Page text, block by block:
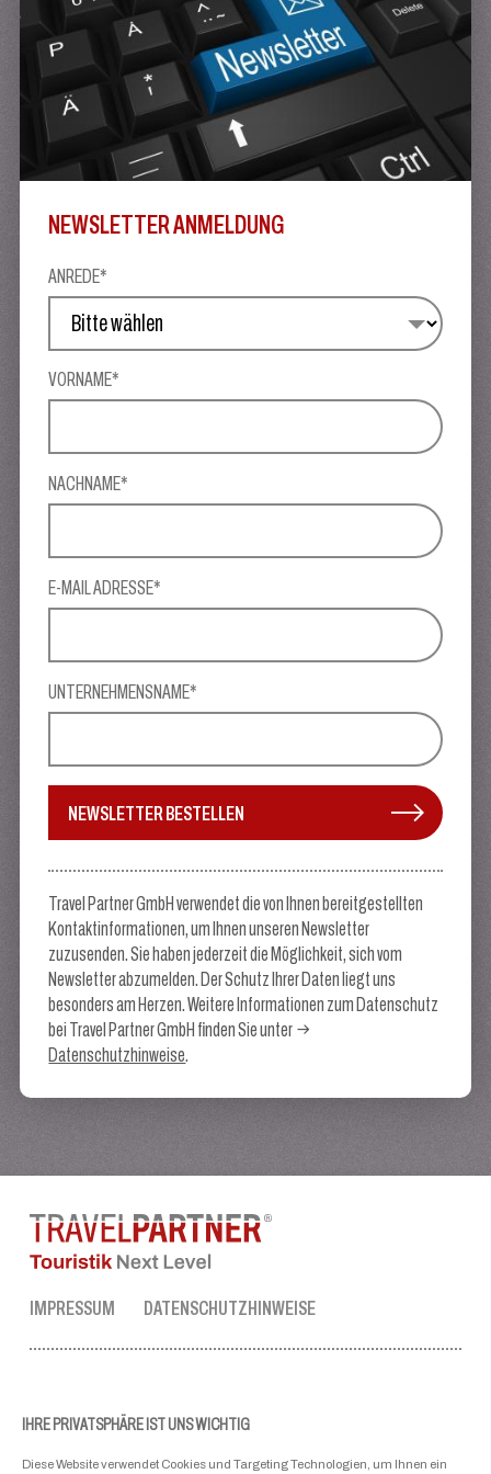
IHRE PRIVATSPHÄRE IST UNS WICHTIG
Diese Website verwendet Cookies und Targeting Technologien, um Ihnen ein
NEWSLETTER ANMELDUNG
ANREDE*
VORNAME*
NACHNAME*
E-MAIL ADRESSE*
UNTERNEHMENSNAME*
NEWSLETTER BESTELLEN
Travel Partner GmbH verwendet die von Ihnen bereitgestellten
Kontaktinformationen, um Ihnen unseren Newsletter
zuzusenden. Sie haben jederzeit die Möglichkeit, sich vom
Newsletter abzumelden. Der Schutz Ihrer Daten liegt uns
besonders am Herzen. Weitere Informationen zum Datenschutz
bei Travel Partner GmbH finden Sie unter
Datenschutzhinweise.
IMPRESSUM DATENSCHUTZHINWEISE
Tel.:+43 50 3636 1